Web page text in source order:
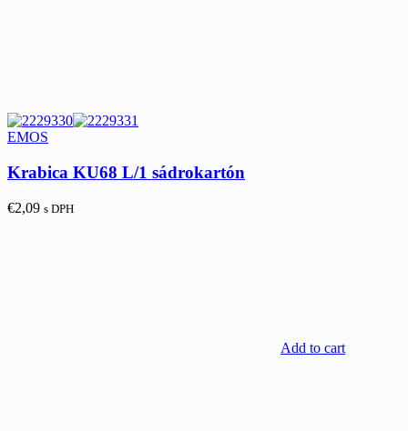
EMOS
Krabica KU68 L/1 sádrokartón
€2,09 s DPH
Add to cart